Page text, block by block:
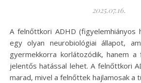
2025.07.16.
A felnőttkori ADHD (figyelemhiányos hiperaktivitás-zavar)
egy olyan neurobiológiai állapot,
gyermekkorra korlátozódik, hanem
jelentős hatással lehet. A felnőttkori
marad, mivel a felnőttek hajlamosak a